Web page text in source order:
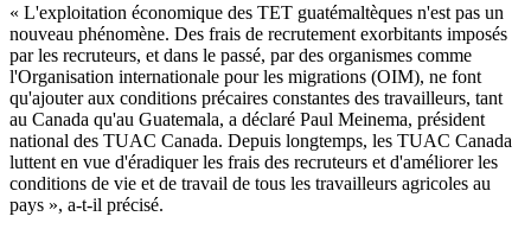
« L'exploitation économique des TET guatémaltèques n'est pas un
nouveau phénomène. Des frais de recrutement exorbitants imposés
par les recruteurs, et dans le passé, par des organismes comme
l'Organisation internationale pour les migrations (OIM), ne font
qu'ajouter aux conditions précaires constantes des travailleurs, tant
au Canada qu'au Guatemala, a déclaré Paul Meinema, président
national des TUAC Canada. Depuis longtemps, les TUAC Canada
luttent en vue d'éradiquer les frais des recruteurs et d'améliorer les
conditions de vie et de travail de tous les travailleurs agricoles au
pays », a-t-il précisé.